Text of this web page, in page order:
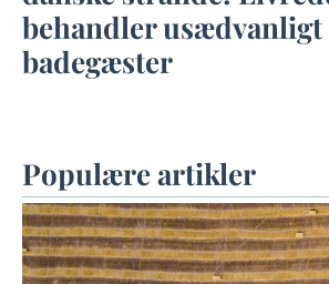
behandler usædvanligt
badegæster
Populære artikler